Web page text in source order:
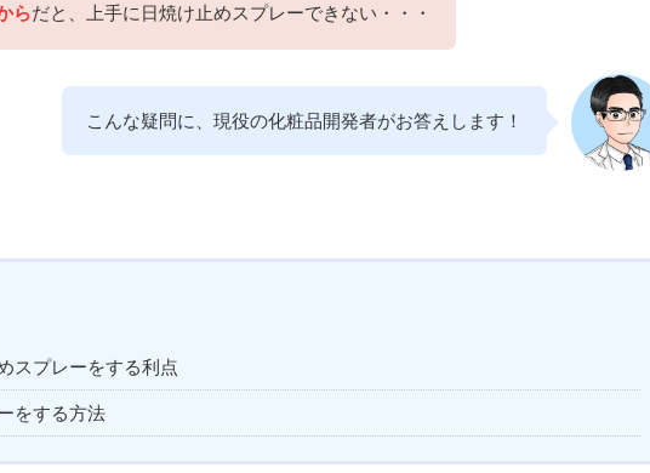
らだと、上手に日焼け止めスプレーできない・・・
こんな疑問に、現役の化粧品開発者がお答えします！
スプレーをする利点
をする方法